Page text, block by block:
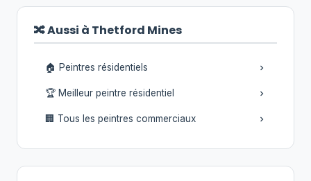
🔀 Aussi à Thetford Mines
🏠 Peintres résidentiels
🏆 Meilleur peintre résidentiel
🏢 Tous les peintres commerciaux